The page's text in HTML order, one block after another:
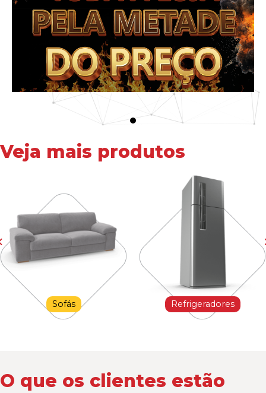
Veja mais produtos
Sofás Refrigeradores
O que os clientes estão